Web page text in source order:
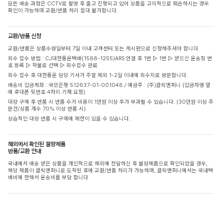
모든 배송 과정은 CCTV로 촬영 후 출고 진행되고 있어 상품을 고의적으로 훼손하시는 경우
확인이 가능하며 교환/반품 처리 절대 불가합니다.
교환/반품 신청
교환/반품은 상품수령일부터 7일 이내 고객센터 또는 게시판으로 신청해주셔야 합니다.
회수 접수 방법 : CJ대한통운택배(1588-1255)ARS 연결 후 1번 ▷ 1번 ▷ 받으신 운송장 번
호 등록 ▷ 착불로 선택 ▷ 회수접수 완료
회수 접수 후 대한통운 담당 기사가 주말 제외 1-2일 이내에 회수지로 방문합니다.
배송비 입금계좌 : 국민은행 512637-01-001048 / 예금주 : (주)클릭앤퍼니 (입금자명 옆
에 휴대폰 뒷번호 4자리 기재 요청)
대량 구매 후 반품 시 반품 수거 비용이 1만원 이상 추가 부과될 수 있습니다. (30만원 이상 주
문건/상품 개수 70% 이상 반품 시)
상습적인 대량 반품 시 구매에 제한이 있을 수 있습니다.
해외에서 확인된 불량제품
반품/교환 안내
국내에서 배송 받은 상품을 개인적으로 해외에 전달하신 후 불량제품으로 확인되었을 경우,
해당 제품이 클릭앤퍼니로 도착된 후에 교환/반품 처리가 가능하며, 클릭앤퍼니에서는 국내택
배비에 한해서 운송비를 부담 합니다